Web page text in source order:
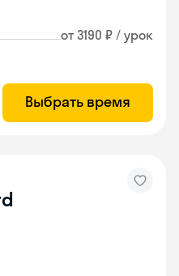
от 3190 ₽ / урок
Выбрать время